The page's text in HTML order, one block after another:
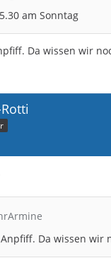
am Sonntag
Da wissen wir
Da wissen wir